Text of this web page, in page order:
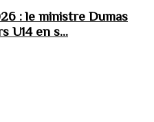
: le ministre Dumas
U14 en s...